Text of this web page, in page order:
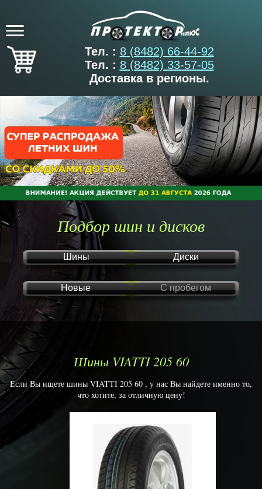
Тел. : 8 (8482) 66-44-92
Тел. : 8 (8482) 33-57-05
Доставка в регионы.
Подбор шин и дисков
Шины Диски
Новые С пробегом
Шины VIATTI 205 60
Если Вы ищете шины VIATTI 205 60 , у нас Вы найдете именно то,
что хотите, за отличную цену!